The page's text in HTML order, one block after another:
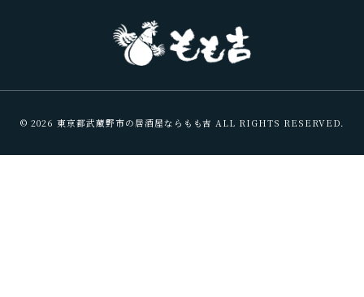
© 2026 東京都武蔵野市の居酒屋ならもも吉 ALL RIGHTS RESERVED.